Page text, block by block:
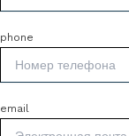
phone
email